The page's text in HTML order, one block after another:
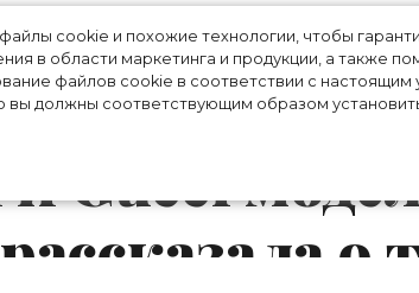
cookie и похожие технологии, чтобы
в области маркетинга и продукции, а также
файлов cookie в соответствии с
вы должны соответствующим образом
называли
планеты»:
Gucci
о